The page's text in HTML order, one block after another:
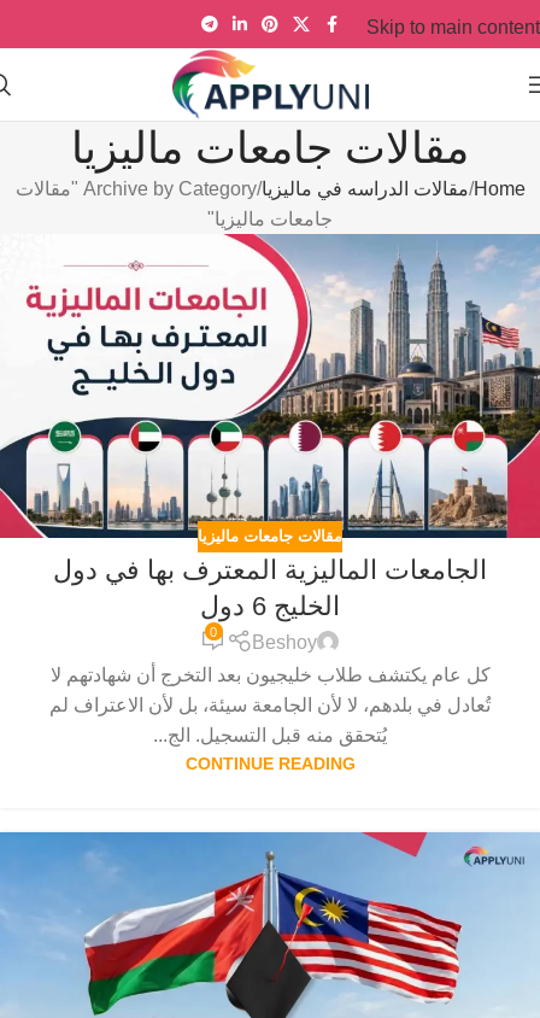
Skip to main content
مقالات جامعات ماليزيا
Home مقالات الدراسه في ماليزيا
Archive by Category "مقالات
جامعات ماليزيا"
مقالات جامعات ماليزيا
الجامعات الماليزية المعترف بها في دول
الخليج 6 دول
Beshoy
0
كل عام يكتشف طلاب خليجيون بعد التخرج أن شهادتهم لا
تُعادل في بلدهم، لا لأن الجامعة سيئة، بل لأن الاعتراف لم
يُتحقق منه قبل التسجيل. الج...
CONTINUE READING